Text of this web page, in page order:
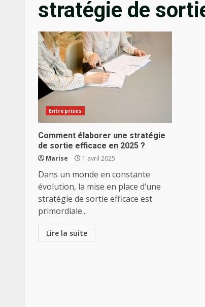
stratégie de
Entreprises
Comment élaborer une stratégie
de sortie efficace en 2025 ?
Marise 1 avril 2025
Dans un monde en constante
évolution, la mise en place d’une
stratégie de sortie efficace est
primordiale...
Lire la suite